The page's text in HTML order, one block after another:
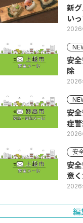
新
い
2026
安
除
2026
安
症
2026
安
安
意
2026